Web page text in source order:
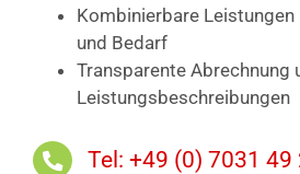
Kombinierbare Leistungen
und Bedarf
Transparente Abrechnung
Leistungsbeschreibungen
Tel: +49 (0) 7031 49